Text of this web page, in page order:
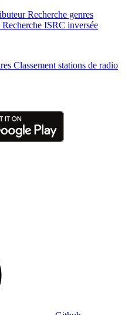
Recherche genres
Recherche ISRC inversée
Classement stations de radio